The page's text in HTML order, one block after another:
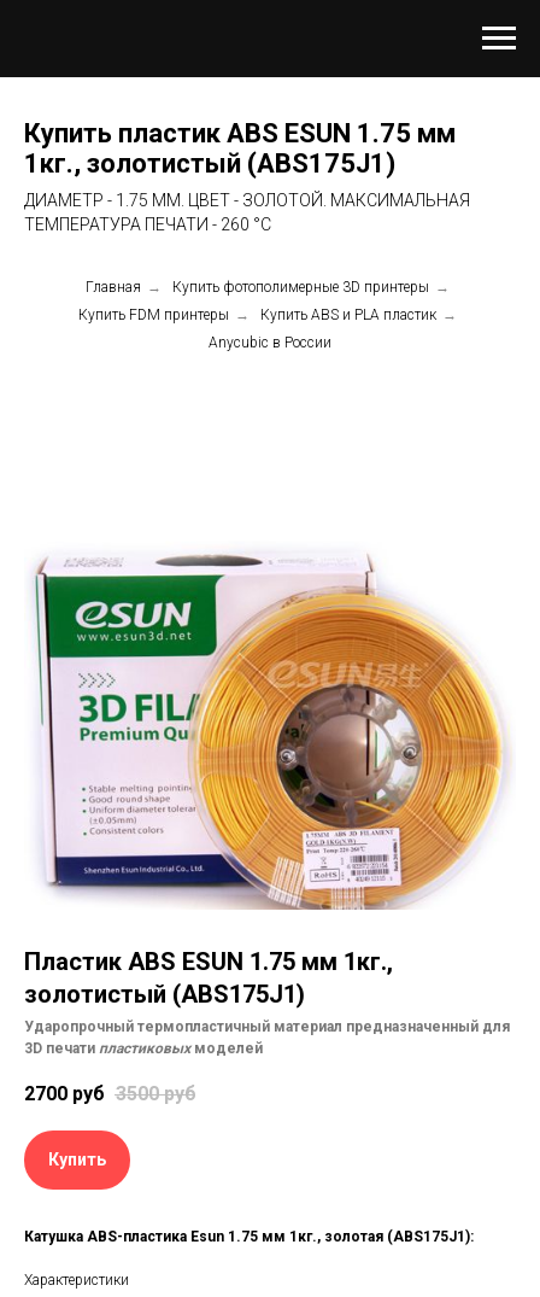
Купить пластик ABS ESUN 1.75 мм
1кг., золотистый (ABS175J1)
ДИАМЕТР - 1.75 ММ. ЦВЕТ - ЗОЛОТОЙ. МАКСИМАЛЬНАЯ
ТЕМПЕРАТУРА ПЕЧАТИ - 260 °C
Главная → Купить фотополимерные 3D принтеры →
Купить FDM принтеры → Купить ABS и PLA пластик →
Anycubic в России
Пластик ABS ESUN 1.75 мм 1кг.,
золотистый (ABS175J1)
Ударопрочный термопластичный материал предназначенный для
3D печати пластиковыхмоделей
2700 руб 3500 руб
Купить
Катушка ABS-пластика Esun 1.75 мм 1кг., золотая (ABS175J1):
Характеристики